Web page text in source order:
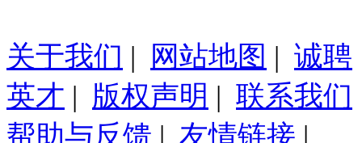
关于我们 | 网站地图 | 诚聘
英才 | 版权声明 | 联系我们
帮助与反馈 | 友情链接 |